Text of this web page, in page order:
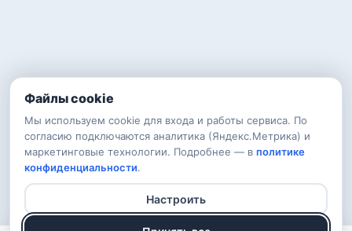
Файлы cookie
Мы используем cookie для входа и работы сервиса. По
согласию подключаются аналитика (Яндекс.Метрика) и
маркетинговые технологии. Подробнее — в политике
конфиденциальности.
Настроить